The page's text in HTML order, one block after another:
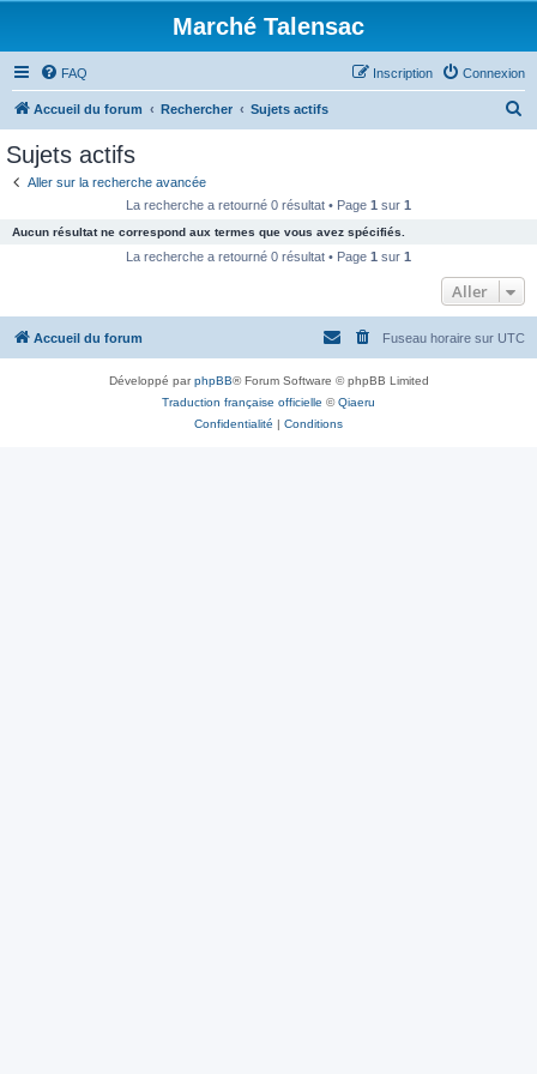
Marché Talensac
FAQ Connexion
Inscription
Accueil du forum Rechercher Sujets actifs
c
e
Sujets actifs
Aller sur la recherche avancée
La recherche a retourné 0 résultat • Page 1 sur 1
Aucun résultat ne correspond aux termes que vous avez spécifiés.
La recherche a retourné 0 résultat • Page 1 sur 1
Aller
Accueil du forum Fuseau horaire sur UTC
Développé parphpBB® Forum Software © phpBB Limited
Traduction française officielle ©Qiaeru
Confidentialité | Conditions